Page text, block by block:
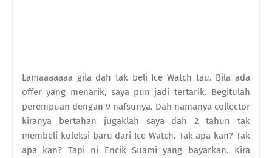
Lamaaaaaaa gila dah tak beli Ice Watch tau. Bila ada
offer yang menarik, saya pun jadi tertarik. Begitulah
perempuan dengan 9 nafsunya. Dah namanya collector
kiranya bertahan jugaklah saya dah 2 tahun tak
membeli koleksi baru dari Ice Watch. Tak apa kan? Tak
apa kan? Tapi ni Encik Suami yang bayarkan. Kira